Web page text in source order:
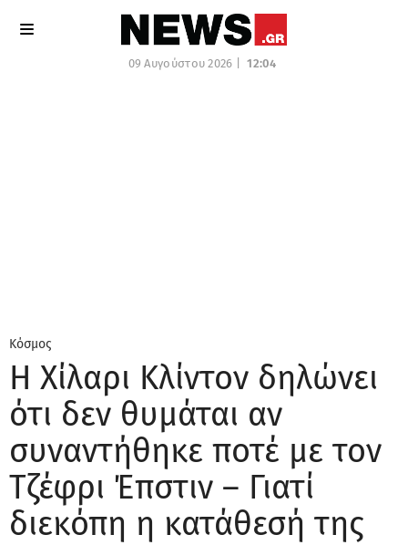
09 Αυγούστου 2026 | 12:04
Κόσμος
Η Χίλαρι Κλίντον δηλώνει
ότι δεν θυμάται αν
συναντήθηκε ποτέ με τον
Τζέφρι Έπστιν – Γιατί
διεκόπη η κατάθεσή της